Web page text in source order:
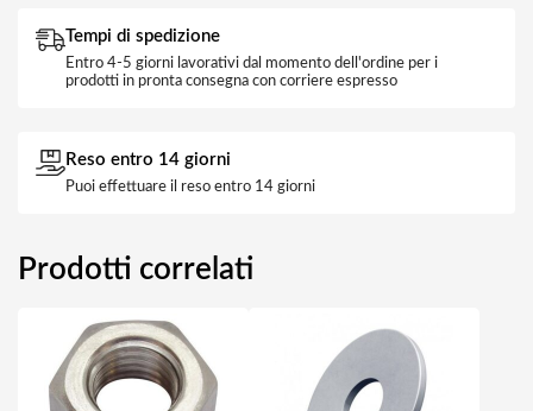
Tempi di spedizione
Entro 4-5 giorni lavorativi dal momento dell'ordine per i
prodotti in pronta consegna con corriere espresso
Reso entro 14 giorni
Puoi effettuare il reso entro 14 giorni
Prodotti correlati